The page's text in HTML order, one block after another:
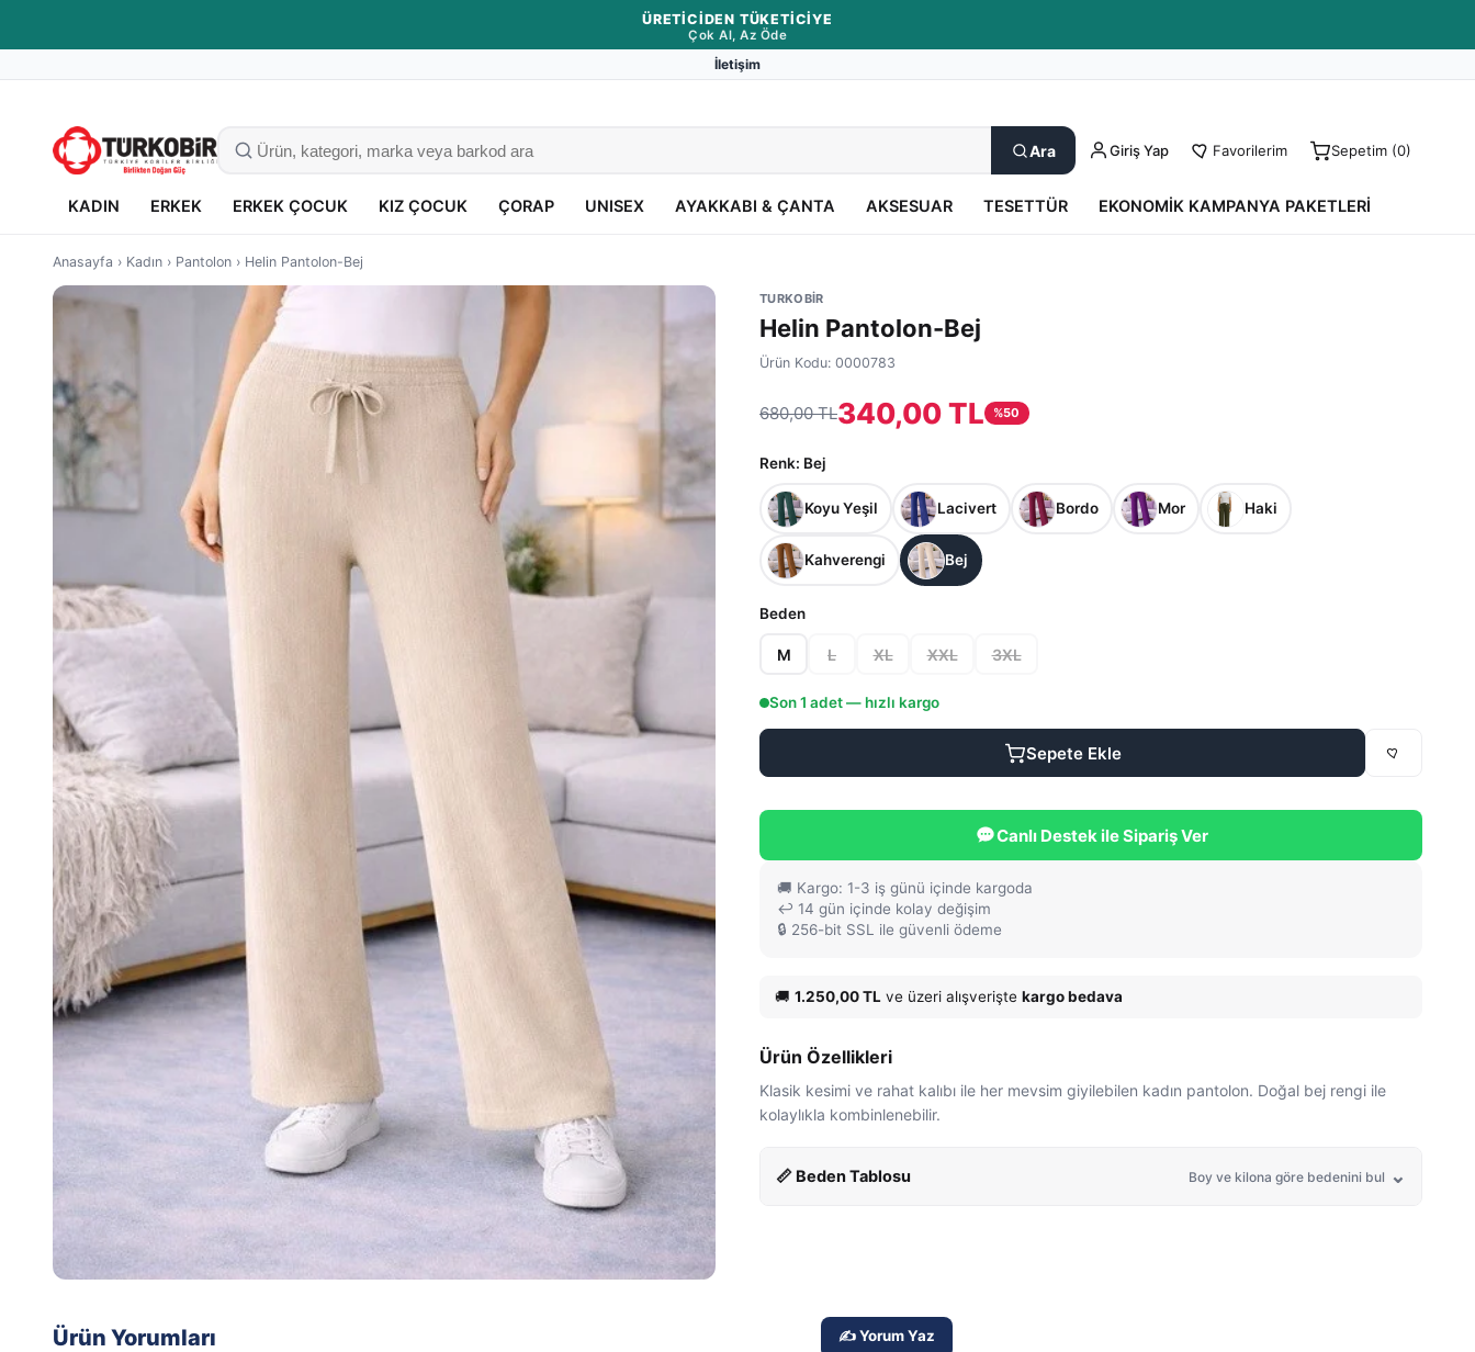
ÜRETICIDEN TÜKETICIYE
Çok Al, Az Öde
İletişim
Ara Giriş Yap Favorilerim Sepetim (0)
KADIN ERKEK ERKEK ÇOCUK KIZ ÇOCUK ÇORAP UNISEX AYAKKABI & ÇANTA AKSESUAR TESETTÜR EKONOMIK KAMPANYA PAKETLERI
Anasayfa › Kadın › Pantolon › Helin Pantolon-Bej
TURKOBİR
Helin Pantolon-Bej
Ürün Kodu: 0000783
680,00 TL340,00 TL %50
Renk: Bej
Koyu Yeşil Lacivert Bordo Mor Haki
Kahverengi Bej
Beden
M L XL XXL 3XL
Son1 adet — hızlı kargo
Sepete Ekle
Canlı Destek ile Sipariş Ver
🚚 Kargo: 1-3 iş günü içinde kargoda
↩️ 14 gün içinde kolay değişim
🔒 256-bit SSL ile güvenli ödeme
🚚 1.250,00 TL ve üzeri alışverişte kargo bedava
Ürün Özellikleri
Klasik kesimi ve rahat kalıbı ile her mevsim giyilebilen kadın pantolon. Doğal bej rengi ile
kolaylıkla kombinlenebilir.
📏 Beden Tablosu Boy ve kilona göre bedenini bul
Ürün Yorumları ✍️ Yorum Yaz